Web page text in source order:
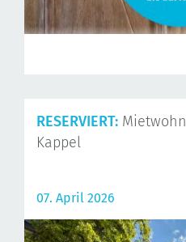
RESERVIERT:
Kappel
07. April 2026